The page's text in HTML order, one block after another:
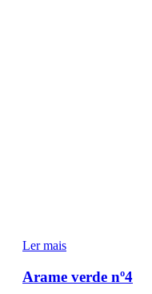
Ler mais
Arame verde nº4